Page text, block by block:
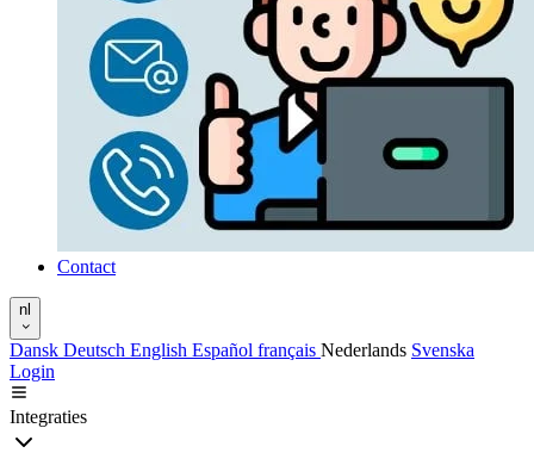
Contact
nl
Dansk Deutsch English Español français Nederlands Svenska
Login
Integraties